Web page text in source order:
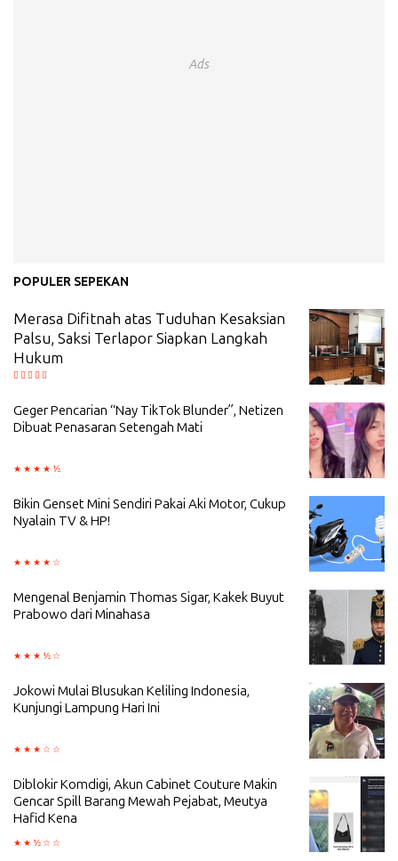
Ads
POPULER SEPEKAN
Merasa Difitnah atas Tuduhan Kesaksian
Palsu, Saksi Terlapor Siapkan Langkah
Hukum
Geger Pencarian “Nay TikTok Blunder”, Netizen
Dibuat Penasaran Setengah Mati
Bikin Genset Mini Sendiri Pakai Aki Motor, Cukup
Nyalain TV & HP!
Mengenal Benjamin Thomas Sigar, Kakek Buyut
Prabowo dari Minahasa
Jokowi Mulai Blusukan Keliling Indonesia,
Kunjungi Lampung Hari Ini
Diblokir Komdigi, Akun Cabinet Couture Makin
Gencar Spill Barang Mewah Pejabat, Meutya
Hafid Kena